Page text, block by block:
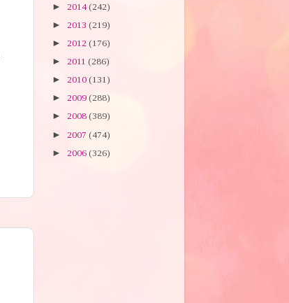
► 2014(242)
► 2013 (219)
► 2012 (176)
► 2011 (286)
► 2010 (131)
► 2009 (288)
► 2008 (389)
► 2007 (474)
► 2006 (326)